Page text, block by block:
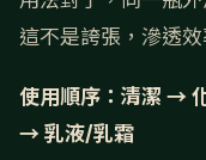
這不是誇張，滲透
使用順序：清潔 →
→ 乳液/乳霜